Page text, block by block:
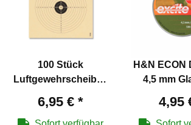
100 Stück
Luftgewehrscheiben
6,95 € *
H&N ECON
4,5 mm
4,95